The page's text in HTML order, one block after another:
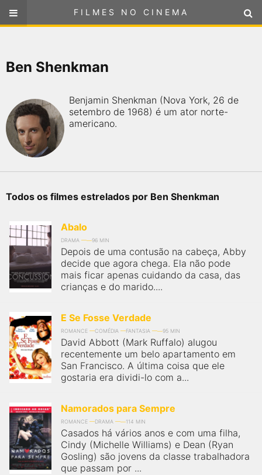
FILMES NO CINEMA
ou selecione sua localização
Ben Shenkman
Benjamin Shenkman (Nova York, 26 de
setembro de 1968) é um ator norte-
americano.
Todos os filmes estrelados por Ben Shenkman
Abalo
DRAMA 96 MIN
Depois de uma contusão na cabeça, Abby
decide que agora chega. Ela não pode
mais ficar apenas cuidando da casa, das
crianças e do marido....
E Se Fosse Verdade
ROMANCE COMÉDIA FANTASIA 95 MIN
David Abbott (Mark Ruffalo) alugou
recentemente um belo apartamento em
San Francisco. A última coisa que ele
gostaria era dividi-lo com a...
Namorados para Sempre
ROMANCE DRAMA 114 MIN
Casados há vários anos e com uma filha,
Cindy (Michelle Williams) e Dean (Ryan
Gosling) são jovens da classe trabalhadora
que passam por ...
FILMES NO CINEMA
PRÓXIMOS LANÇAMENTOS
GÊNEROS
NOTÍCIAS
PÁGINA INICIAL
FilmesNoCinema.com.br
sessões de cinema no Brasil. Através dele, você pode
encontrar os filmes no cinema mais próximos a você ou a
qualquer cidade em território brasileiro. Você pode também
acessar informações sobre cinemas, horários, assistir aos
trailers e muito mais.